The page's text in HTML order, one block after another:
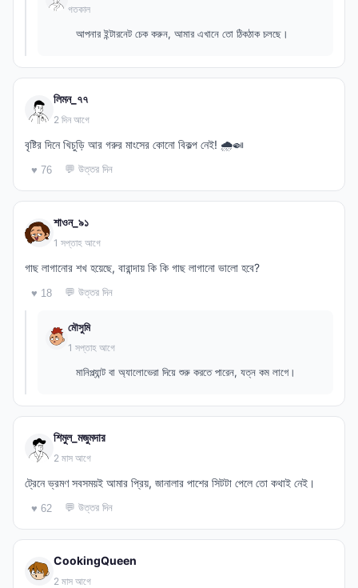
গতকাল
আপনার ইন্টারনেট চেক করুন, আমার এখানে তো ঠিকঠাক চলছে।
লিমন_৭৭
2 দিন আগে
বৃষ্টির দিনে খিচুড়ি আর গরুর মাংসের কোনো বিকল্প নেই! 🌧️🍛
♥ 76 💬 উত্তর দিন
শাওন_৯১
1 সপ্তাহ আগে
গাছ লাগানোর শখ হয়েছে, বারান্দায় কি কি গাছ লাগানো ভালো হবে?
♥ 18 💬 উত্তর দিন
মৌসুমি
1 সপ্তাহ আগে
মানিপ্ল্যান্ট বা অ্যালোভেরা দিয়ে শুরু করতে পারেন, যত্ন কম লাগে।
শিমুল_মজুমদার
2 মাস আগে
ট্রেনে ভ্রমণ সবসময়ই আমার প্রিয়, জানালার পাশের সিটটা পেলে তো কথাই নেই।
♥ 62 💬 উত্তর দিন
CookingQueen
2 মাস আগে